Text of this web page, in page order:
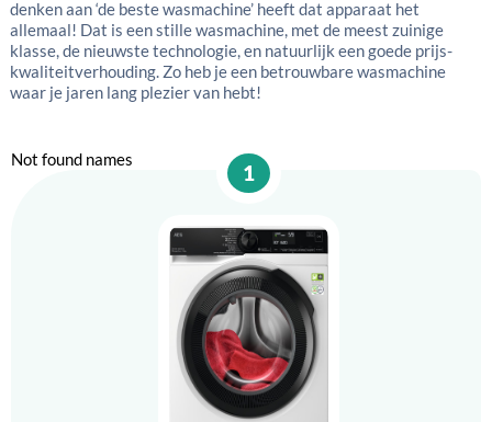
denken aan ‘de beste wasmachine’ heeft dat apparaat het
allemaal! Dat is een stille wasmachine, met de meest zuinige
klasse, de nieuwste technologie, en natuurlijk een goede prijs-
kwaliteitverhouding. Zo heb je een betrouwbare wasmachine
waar je jaren lang plezier van hebt!
Not found names
1